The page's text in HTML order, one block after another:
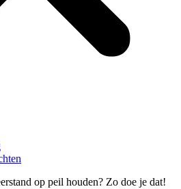
op peil houden? Zo doe je dat!